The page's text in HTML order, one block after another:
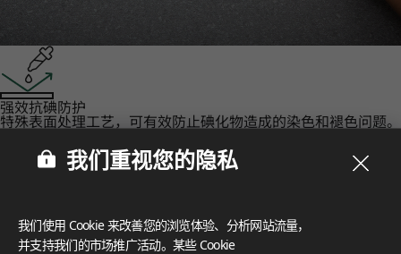
强效抗碘防护‌
特殊表面处理工艺，可有效防止碘化物造成的染色和褪色问题。
认证
FloorScore
Certification for indoor air quality, ensuring low emissions o
f volatile organic compounds (VOCs), contributing to a healt
我们重视您的隐私
我们使用 Cookie 来改善您的浏览体验、分析网站流量，
并支持我们的市场推广活动。某些 Cookie